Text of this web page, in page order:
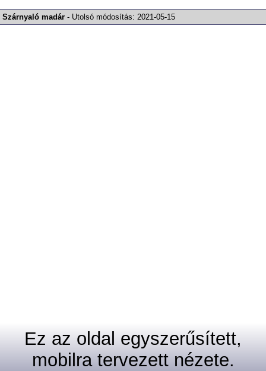
Szárnyaló madár - Utolsó módosítás:2021-05-15
Ez az oldal egyszerűsített,
mobilra tervezett nézete.